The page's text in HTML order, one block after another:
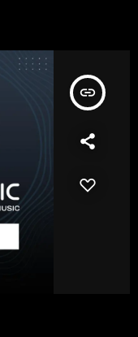
insert_link